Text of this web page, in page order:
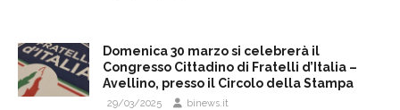
Domenica 30 marzo si celebrerà il
Congresso Cittadino di Fratelli d’Italia –
Avellino, presso il Circolo della Stampa
29/03/2025 binews.it